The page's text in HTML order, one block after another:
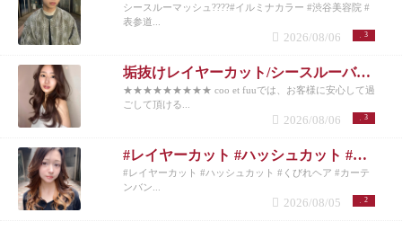
シースルーマッシュ????#イルミナカラー #渋谷美容院 #
表参道...
3
2026/08/06
垢抜けレイヤーカット/シースルーバング◎夏のベージュカラー
★★★★★★★★★ coo et fuuでは、お客様に安心して過
ごして頂ける...
3
2026/08/06
#レイヤーカット #ハッシュカット #くびれヘア #カーテンバング #インナーカラー
#レイヤーカット #ハッシュカット #くびれヘア #カーテ
ンバン...
2
2026/08/05